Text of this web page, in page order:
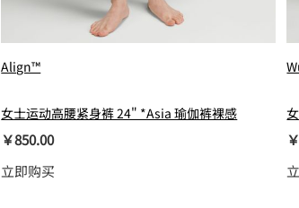
Align™
女士运动高腰紧身裤 24" *Asia 瑜伽裤裸感
￥850.00
立即购买